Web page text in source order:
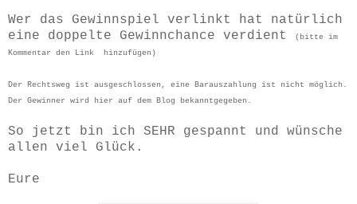
Wer das Gewinnspiel verlinkt hat natürlich
eine doppelte Gewinnchance verdient
(bitte im
Kommentar den Link hinzufügen)
Der Rechtsweg ist ausgeschlossen, eine Barauszahlung ist nicht möglich.
Der Gewinner wird hier auf dem Blog bekanntgegeben.
So jetzt bin ich SEHR gespannt und wünsche
allen viel Glück.
Eure